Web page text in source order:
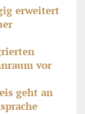
erweitert
vor
geht an